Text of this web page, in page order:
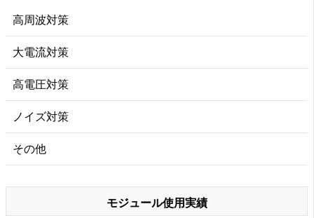
高周波対策
大電流対策
高電圧対策
ノイズ対策
その他
モジュール使用実績